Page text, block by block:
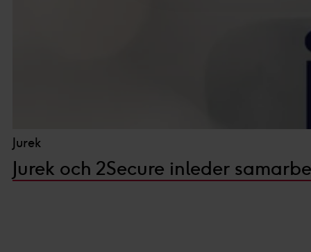
Med din tillåtelse använder
ändamål. Genom att klicka
insamling du godkänner
Du kan läsa mer om hur vi
Personaliserat innehåll och
Jurek
Jurek och 2Secure inleder